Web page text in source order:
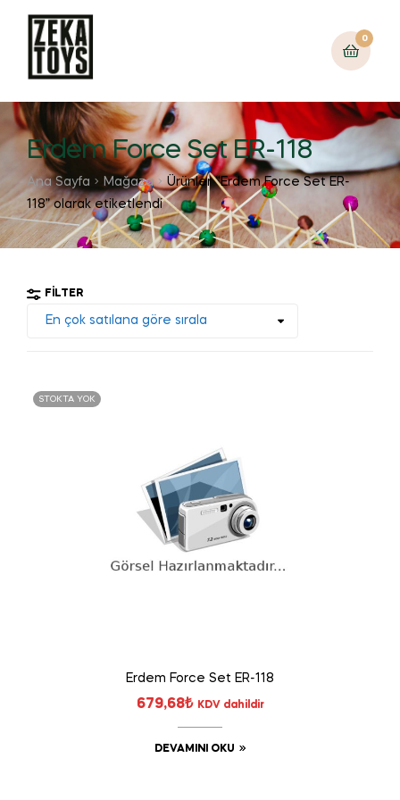
0
Erdem Force Set ER-118
Ana Sayfa Mağaza
Ürünler “Erdem Force Set ER-
118” olarak etiketlendi
FILTER
STOKTA YOK
Erdem Force Set ER-118
679,68₺ KDV dahildir
DEVAMINI OKU